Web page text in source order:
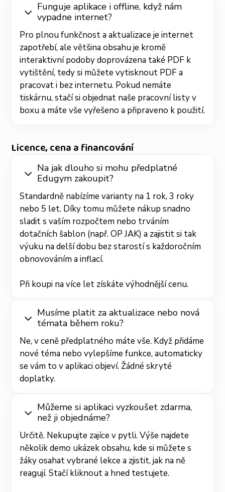
Funguje aplikace i offline, když nám
vypadne internet?
Pro plnou funkčnost a aktualizace je internet
zapotřebí, ale většina obsahu je kromě
interaktivní podoby doprovázena také PDF k
vytištění, tedy si můžete vytisknout PDF a
pracovat i bez internetu. Pokud nemáte
tiskárnu, stačí si objednat naše pracovní listy v
boxu a máte vše vyřešeno a připraveno k použití.
Licence, cena a financování
Na jak dlouho si mohu předplatné
Edugym zakoupit?
Standardně nabízíme varianty na 1 rok, 3 roky
nebo 5 let. Díky tomu můžete nákup snadno
sladit s vaším rozpočtem nebo trváním
dotačních šablon (např. OP JAK) a zajistit si tak
výuku na delší dobu bez starostí s každoročním
obnovováním a inflací.
Při koupi na více let získáte výhodnější cenu.
Musíme platit za aktualizace nebo nová
témata během roku?
Ne, v ceně předplatného máte vše. Když přidáme
nové téma nebo vylepšíme funkce, automaticky
se vám to v aplikaci objeví. Žádné skryté
doplatky.
Můžeme si aplikaci vyzkoušet zdarma,
než ji objednáme?
Určitě. Nekupujte zajíce v pytli. Výše najdete
několik demo ukázek obsahu, kde si můžete s
žáky osahat vybrané lekce a zjistit, jak na ně
reagují. Stačí kliknout a hned testujete.